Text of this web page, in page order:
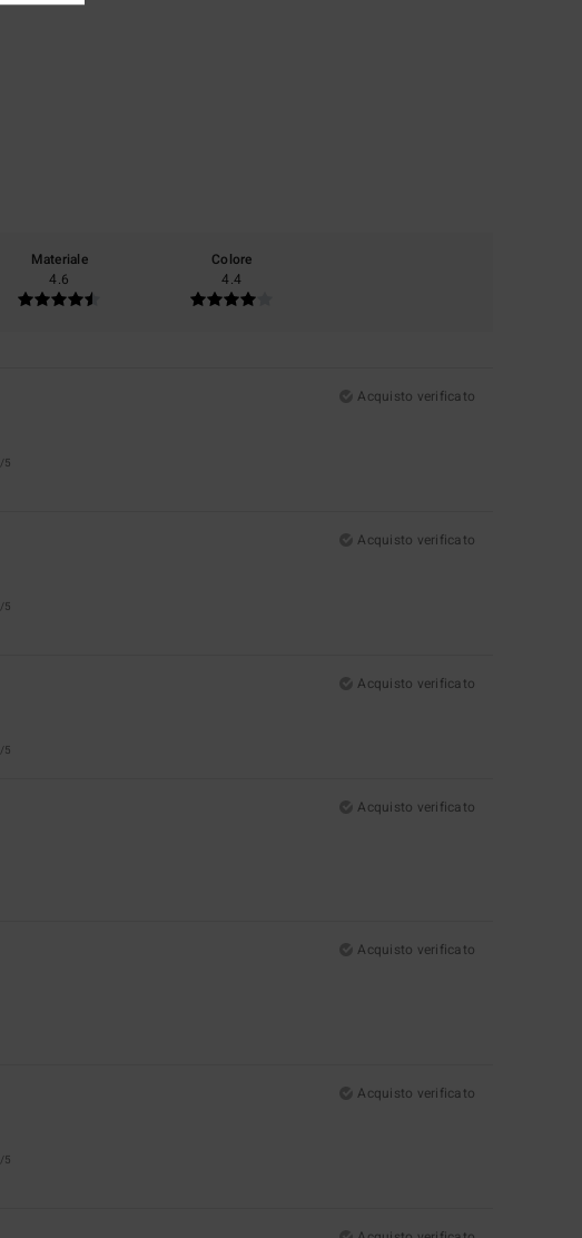
Materiale
4.6
Colore
4.4
Acquisto verificato
/5
Acquisto verificato
/5
Acquisto verificato
/5
Acquisto verificato
Acquisto verificato
Acquisto verificato
/5